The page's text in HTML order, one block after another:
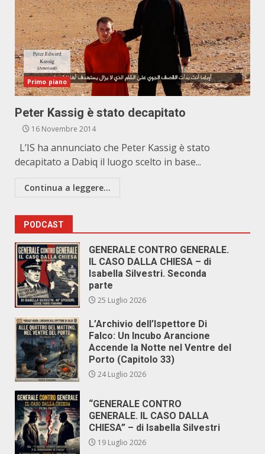
Primo piano
Peter Kassig è stato decapitato
16 Novembre 2014
L’IS ha annunciato che Peter Kassig è stato
decapitato a Dabiq il luogo scelto in base...
Continua a leggere...
PODCAST
GENERALE CONTRO GENERALE.
IL CASO DALLA CHIESA – di
Isabella Silvestri. Seconda
parte
25 Luglio 2026
L’Archivio dell’Ispettore Di
Falco: Un Incubo Arancione
Accende la Notte nel Ventre del
Porto (Capitolo 33)
24 Luglio 2026
“GENERALE CONTRO
GENERALE. IL CASO DALLA
CHIESA” – di Isabella Silvestri
19 Luglio 2026